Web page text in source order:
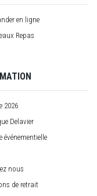
en ligne
Repas
2026
Delavier
événementielle
nous
de retrait